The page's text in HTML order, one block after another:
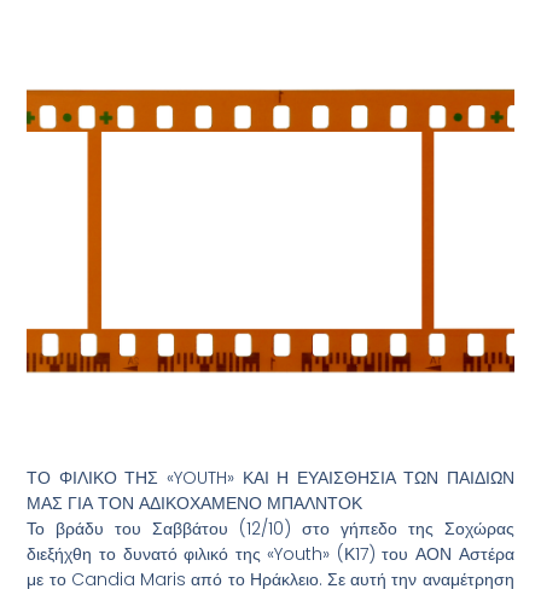
ΤΟ ΦΙΛΙΚΟ ΤΗΣ «YOUTH» ΚΑΙ Η ΕΥΑΙΣΘΗΣΙΑ ΤΩΝ ΠΑΙΔΙΩΝ
ΜΑΣ ΓΙΑ ΤΟΝ ΑΔΙΚΟΧΑΜΕΝΟ ΜΠΑΛΝΤΟΚ
Το βράδυ του Σαββάτου (12/10) στο γήπεδο της Σοχώρας
διεξήχθη το δυνατό φιλικό της «Youth» (Κ17) του ΑΟΝ Αστέρα
με το Candia Maris από το Ηράκλειο. Σε αυτή την αναμέτρηση